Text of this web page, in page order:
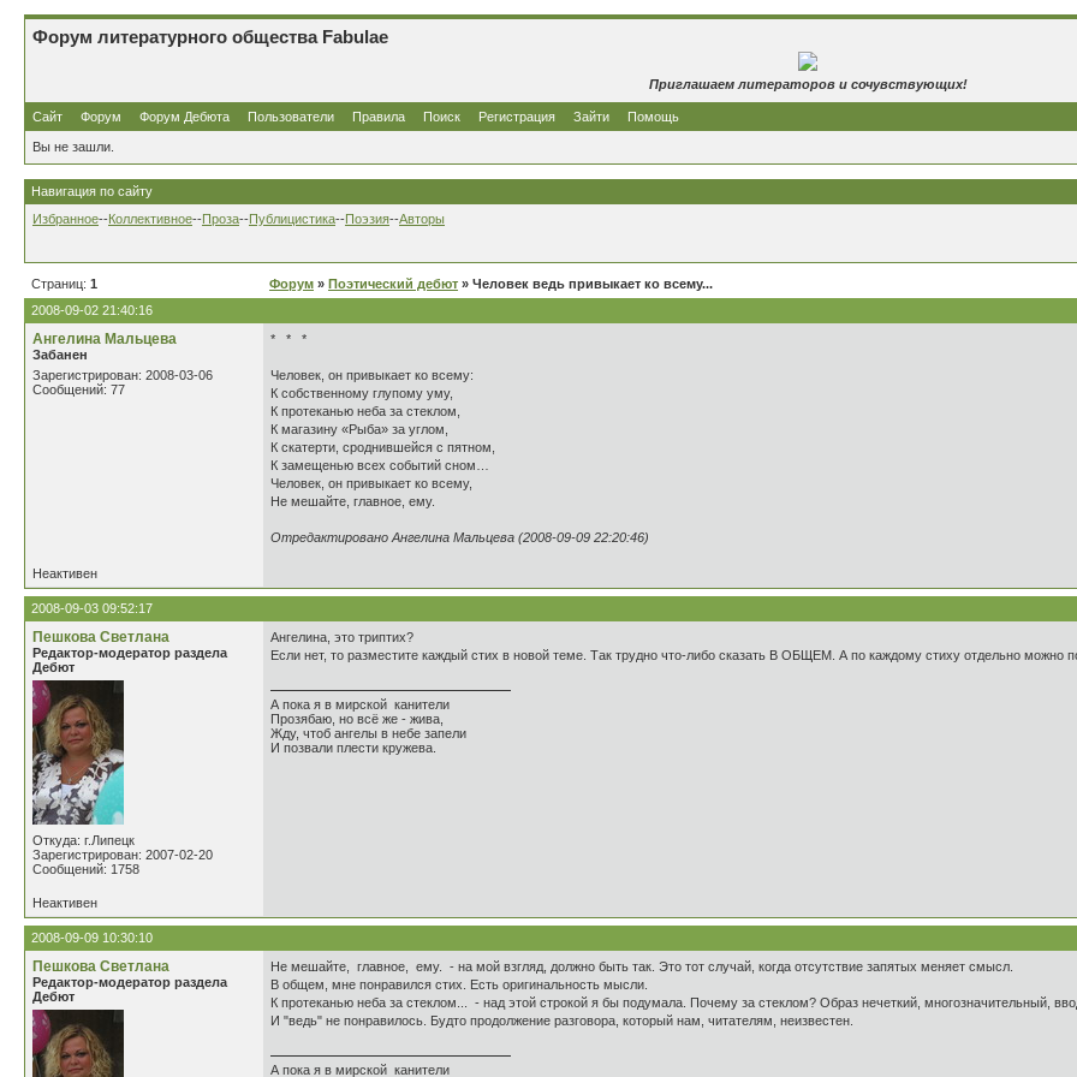
Форум литературного общества Fabulae
Приглашаем литераторов и сочувствующих!
Сайт Форум Форум Дебюта Пользователи Правила Поиск Регистрация Зайти Помощь
Вы не зашли.
Навигация по сайту
Избранное--Коллективное--Проза--Публицистика--Поэзия--Авторы
Страниц: 1 Форум » Поэтический дебют » Человек ведь привыкает ко всему...
2008-09-02 21:40:16
Ангелина Мальцева
Забанен
Зарегистрирован: 2008-03-06
Сообщений: 77
* * *
Человек, он привыкает ко всему:
К собственному глупому уму,
К протеканью неба за стеклом,
К магазину «Рыба» за углом,
К скатерти, сроднившейся с пятном,
К замещенью всех событий сном…
Человек, он привыкает ко всему,
Не мешайте, главное, ему.
Отредактировано Ангелина Мальцева (2008-09-09 22:20:46)
Неактивен
2008-09-03 09:52:17
Пешкова Светлана
Редактор-модератор раздела
Дебют
Откуда: г.Липецк
Зарегистрирован: 2007-02-20
Сообщений: 1758
Ангелина, это триптих?
Если нет, то разместите каждый стих в новой теме. Так трудно что-либо сказать В ОБЩЕМ. А по каждому стиху отдельно можно
А пока я в мирской канители
Прозябаю, но всё же - жива,
Жду, чтоб ангелы в небе запели
И позвали плести кружева.
Неактивен
2008-09-09 10:30:10
Пешкова Светлана
Редактор-модератор раздела
Дебют
Не мешайте, главное, ему. - на мой взгляд, должно быть так. Это тот случай, когда отсутствие запятых меняет смысл.
В общем, мне понравился стих. Есть оригинальность мысли.
К протеканью неба за стеклом... - над этой строкой я бы подумала. Почему за стеклом? Образ нечеткий, многозначительный,
И "ведь" не понравилось. Будто продолжение разговора, который нам, читателям, неизвестен.
А пока я в мирской канители